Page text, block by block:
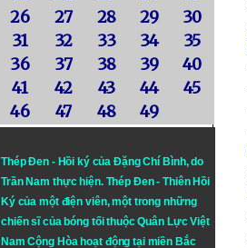
26
27 28 29
30
31
32 33 34
35
36
37 38 39
40
41
42 43 44
45
46
47 48 49
Thép Đen - Hồi ký của Đặng Chí Bình, do
Trần Nam thực hiện. Thép Đen- Thiên Hồi
Ký của một điện viên, một trong những
chiến sĩ của bóng tối thuộc Quân Lực Việt
Nam Cộng Hòa hoạt động tại miền Bắc